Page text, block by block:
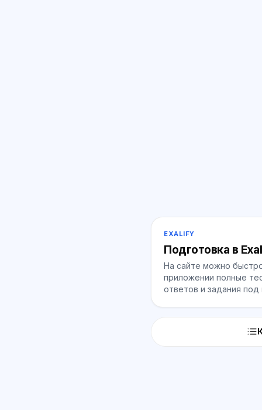
EXALIFY
Подготовка в
На сайте можно
приложении полные
ответов и задания под